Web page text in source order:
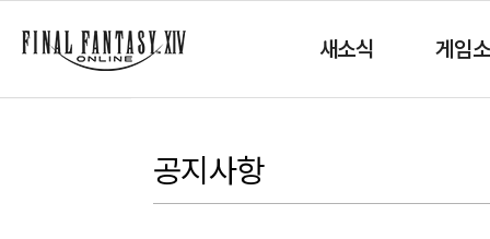
새소식 게임
공지사항